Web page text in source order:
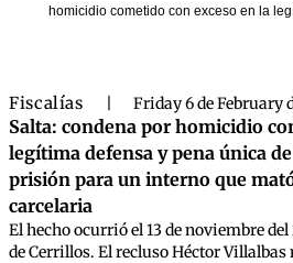
homicidio cometido con exceso en la
Fiscalías Friday 6 de February
Salta: condena por homicidio
legítima defensa y pena única
prisión para un interno que
carcelaria
El hecho ocurrió el 13 de noviembre
de Cerrillos. El recluso Héctor